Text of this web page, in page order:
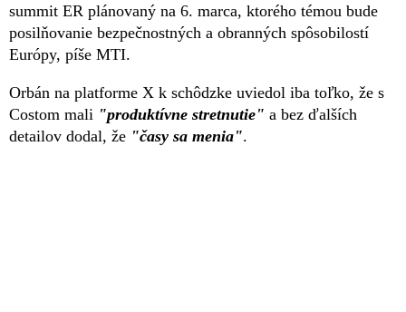
summit ER plánovaný na 6. marca, ktorého témou bude
posilňovanie bezpečnostných a obranných spôsobilostí
Európy, píše MTI.
Orbán na platforme X k schôdzke uviedol iba toľko, že s
Costom mali "produktívne stretnutie" a bez ďalších
detailov dodal, že "časy sa menia".